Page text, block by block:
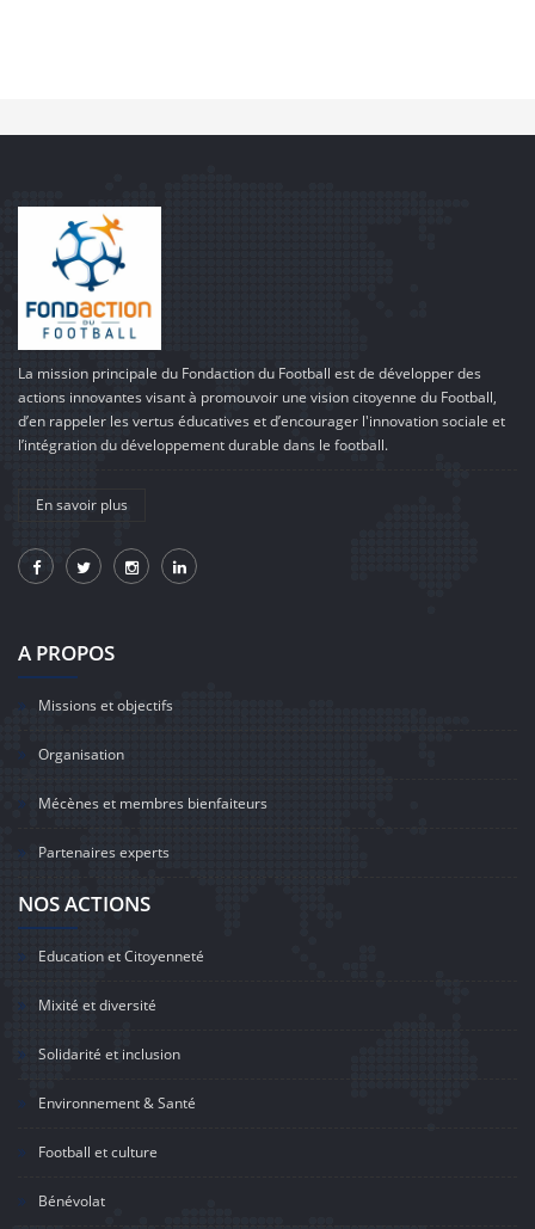
La mission principale du Fondaction du Football est de développer des
actions innovantes visant à promouvoir une vision citoyenne du Football,
d’en rappeler les vertus éducatives et d’encourager l'innovation sociale et
l’intégration du développement durable dans le football.
En savoir plus
A PROPOS
Missions et objectifs
Organisation
Mécènes et membres bienfaiteurs
Partenaires experts
NOS ACTIONS
Education et Citoyenneté
Mixité et diversité
Solidarité et inclusion
Environnement & Santé
Football et culture
Bénévolat